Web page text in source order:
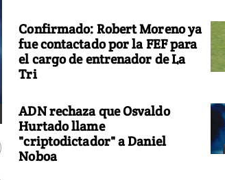
Confirmado: Robert Moreno ya
fue contactado por la FEF para
el cargo de entrenador de La
Tri
ADN rechaza que Osvaldo
Hurtado llame
"criptodictador" a Daniel
Noboa